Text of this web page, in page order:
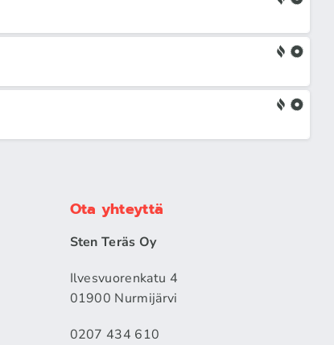
Ota yhteyttä
Sten Teräs Oy
Ilvesvuorenkatu 4
01900 Nurmijärvi
0207 434 610